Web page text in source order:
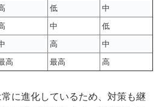
低
中
中
低
高
中
高 最高 高
に進化しているため、対策も継